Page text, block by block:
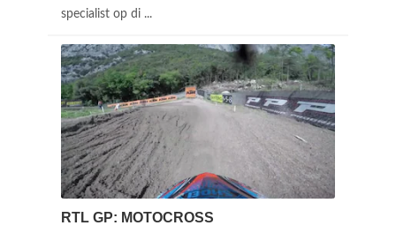
specialist op di ...
RTL GP: MOTOCROSS